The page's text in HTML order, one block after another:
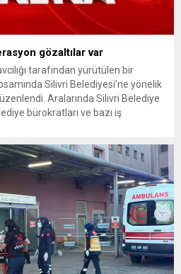
gözaltılar var
tarafından yürütülen bir
Silivri Belediyesi’ne yönelik
Aralarında Silivri Belediye
bürokratları ve bazı iş
devam ediyor. İstanbul’da...